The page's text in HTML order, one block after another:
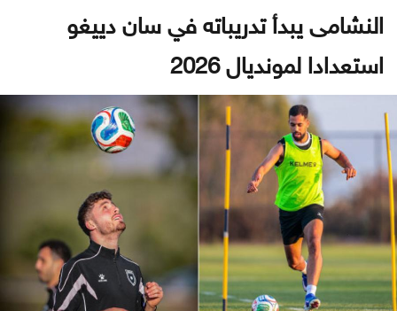
النشامى يبدأ تدريباته في سان دييغو
استعدادا لمونديال 2026